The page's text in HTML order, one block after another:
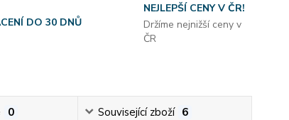
DO 30 DNŮ
NEJLEPŠÍ CENY V ČR!
Držíme nejnižší ceny v
ČR
0 Související zboží 6